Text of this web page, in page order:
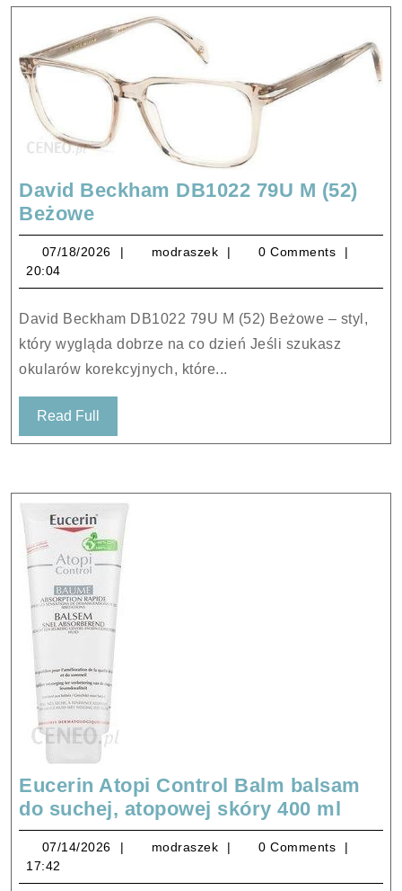
David Beckham DB1022 79U M (52)
BeżoweDavid
Beckham
DB1022
79U
(52)
Beżowe
07/18/2026 07/18/2026
modraszek modraszek
0 Comments
20:04
David Beckham DB1022 79U M (52) Beżowe – styl,
który wygląda dobrze na co dzień Jeśli szukasz
okularów korekcyjnych, które...
Read Full
Full
Eucerin Atopi Control Balm balsam
do suchej, atopowej skóry 400 ml
Atopi
Balm
07/14/2026 07/14/2026
modraszek modraszek
0 Comments
17:42